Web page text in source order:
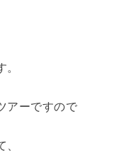
アーですので